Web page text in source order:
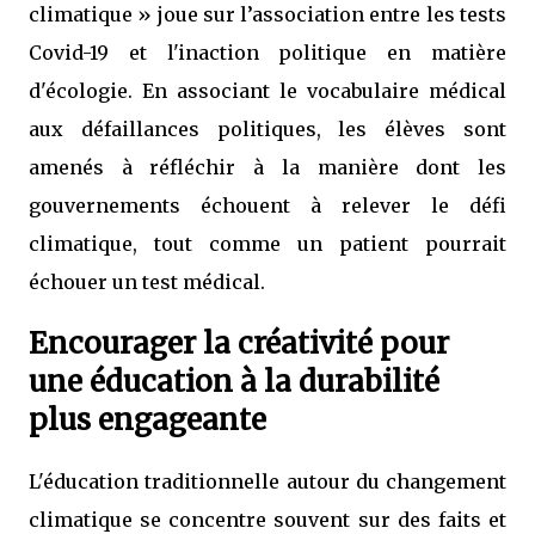
climatique » joue sur l’association entre les tests
Covid-19 et l'inaction politique en matière
d'écologie. En associant le vocabulaire médical
aux défaillances politiques, les élèves sont
amenés à réfléchir à la manière dont les
gouvernements échouent à relever le défi
climatique, tout comme un patient pourrait
échouer un test médical.
Encourager la créativité pour
une éducation à la durabilité
plus engageante
L'éducation traditionnelle autour du changement
climatique se concentre souvent sur des faits et